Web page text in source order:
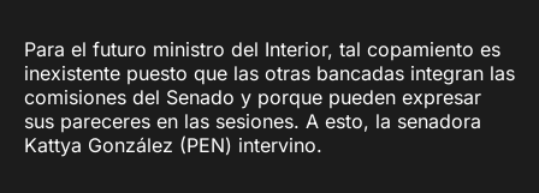
Para el futuro ministro del Interior, tal copamiento es
inexistente puesto que las otras bancadas integran las
comisiones del Senado y porque pueden expresar
sus pareceres en las sesiones. A esto, la senadora
Kattya González (PEN) intervino.